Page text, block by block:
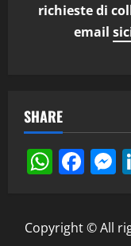
richieste di
email
SHARE
Copyright © All